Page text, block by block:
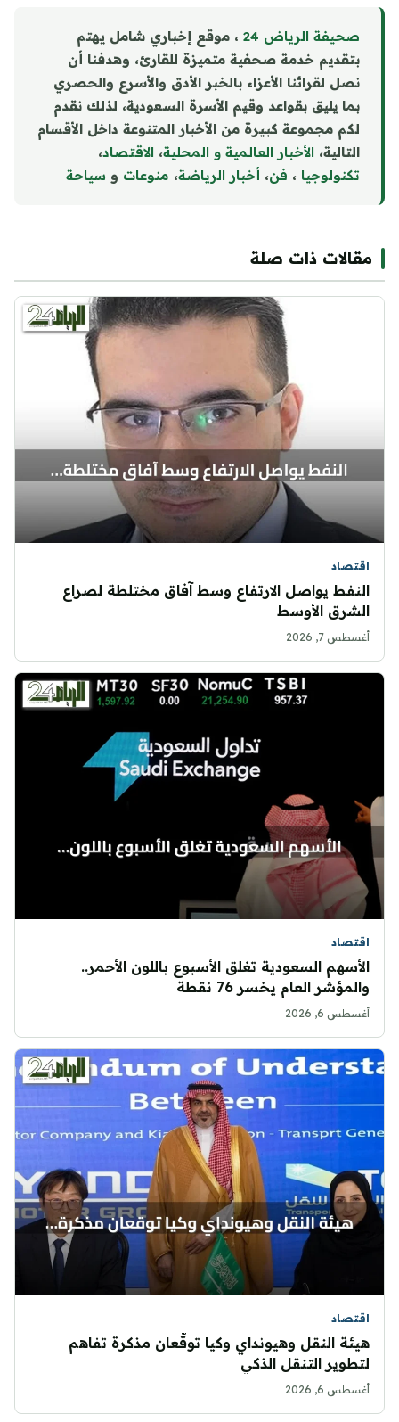
صحيفة الرياض 24
، موقع إخباري شامل يهتم
بتقديم خدمة صحفية متميزة للقارئ، وهدفنا أن
نصل لقرائنا الأعزاء بالخبر الأدق والأسرع والحصري
بما يليق بقواعد وقيم الأسرة السعودية، لذلك نقدم
لكم مجموعة كبيرة من الأخبار المتنوعة داخل الأقسام
التالية، الأخبار العالمية و المحلية، الاقتصاد،
تكنولوجيا ، فن، أخبار الرياضة، منوعات و سياحة
مقالات ذات صلة
اقتصاد
النفط يواصل الارتفاع وسط آفاق مختلطة لصراع
الشرق الأوسط
أغسطس 7, 2026
اقتصاد
الأسهم السعودية تغلق الأسبوع باللون الأحمر..
والمؤشر العام يخسر 76 نقطة
أغسطس 6, 2026
اقتصاد
هيئة النقل وهيونداي وكيا توقّعان مذكرة تفاهم
لتطوير التنقل الذكي
أغسطس 6, 2026